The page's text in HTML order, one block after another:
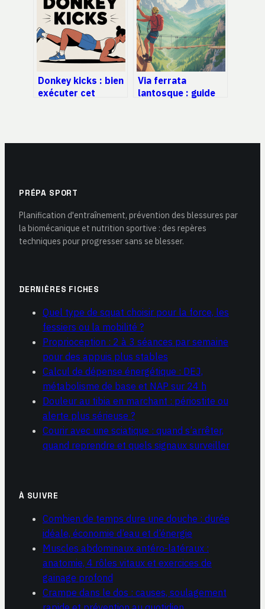
Donkey kicks : bien
exécuter cet
Via ferrata
lantosque : guide
PRÉPA SPORT
Planification d'entraînement, prévention des blessures par
la biomécanique et nutrition sportive : des repères
techniques pour progresser sans se blesser.
DERNIÈRES FICHES
Quel type de squat choisir pour la force, les
fessiers ou la mobilité ?
Proprioception : 2 à 3 séances par semaine
pour des appuis plus stables
Calcul de dépense énergétique : DEJ,
métabolisme de base et NAP sur 24 h
Douleur au tibia en marchant : périostite ou
alerte plus sérieuse ?
Courir avec une sciatique : quand s’arrêter,
quand reprendre et quels signaux surveiller
À SUIVRE
Combien de temps dure une douche : durée
idéale, économie d’eau et d’énergie
Muscles abdominaux antéro-latéraux :
anatomie, 4 rôles vitaux et exercices de
gainage profond
Crampe dans le dos : causes, soulagement